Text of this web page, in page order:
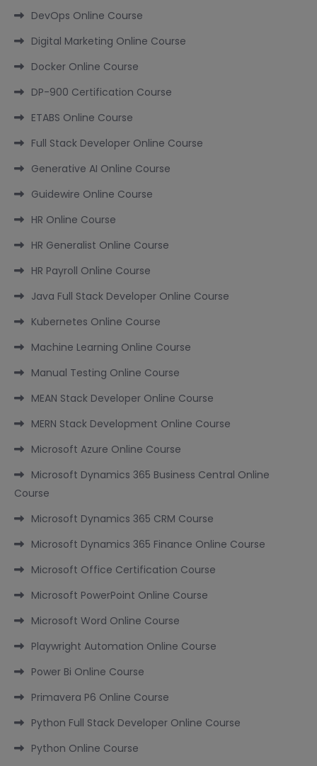
DevOps Online Course
Digital Marketing Online Course
Docker Online Course
DP-900 Certification Course
ETABS Online Course
Full Stack Developer Online Course
Generative AI Online Course
Guidewire Online Course
HR Online Course
HR Generalist Online Course
HR Payroll Online Course
Java Full Stack Developer Online Course
Kubernetes Online Course
Machine Learning Online Course
Manual Testing Online Course
MEAN Stack Developer Online Course
MERN Stack Development Online Course
Microsoft Azure Online Course
Microsoft Dynamics 365 Business Central Online
Course
Microsoft Dynamics 365 CRM Course
Microsoft Dynamics 365 Finance Online Course
Microsoft Office Certification Course
Microsoft PowerPoint Online Course
Microsoft Word Online Course
Playwright Automation Online Course
Power Bi Online Course
Primavera P6 Online Course
Python Full Stack Developer Online Course
Python Online Course